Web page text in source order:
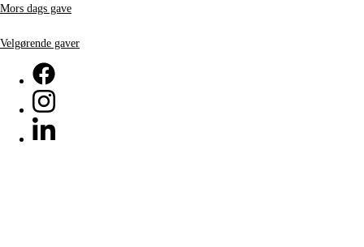
Mors dags gave
Velgørende gaver